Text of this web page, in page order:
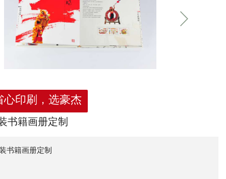
心印刷，选豪杰
书籍画册定制
书籍画册定制